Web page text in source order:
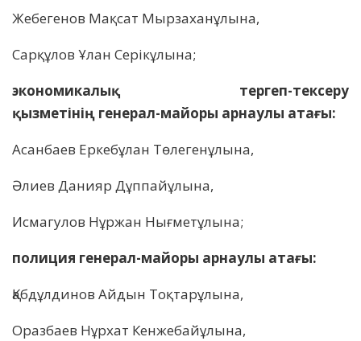
Жебегенов Мақсат Мырзаханұлына,
Сарқұлов Ұлан Серікұлына;
экономикалық тергеп-тексеру
қызметінің генерал-майоры арнаулы атағы:
Асанбаев Еркебұлан Төлегенұлына,
Әлиев Данияр Дұппайұлына,
Исмагулов Нұржан Нығметұлына;
полиция генерал-майоры арнаулы атағы:
Қабдұлдинов Айдын Тоқтарұлына,
Оразбаев Нұрхат Кенжебайұлына,